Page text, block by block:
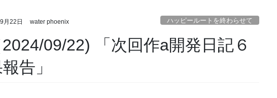
月22日 water phoenix ハッピールートを終わらせて
09/22) 「次回作a開発日記６
告」